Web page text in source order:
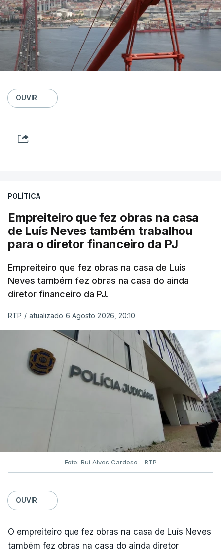
OUVIR
POLÍTICA
Empreiteiro que fez obras na casa
de Luís Neves também trabalhou
para o diretor financeiro da PJ
Empreiteiro que fez obras na casa de Luís
Neves também fez obras na casa do ainda
diretor financeiro da PJ.
RTP / atualizado 6 Agosto 2026, 20:10
Foto: Rui Alves Cardoso - RTP
OUVIR
O empreiteiro que fez obras na casa de Luís Neves
também fez obras na casa do ainda diretor